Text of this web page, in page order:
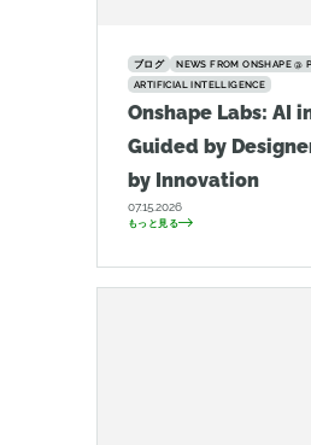
ブログ
NEWS FROM ONSHAPE @
ARTIFICIAL INTELLIGENCE
Onshape Labs: AI
Guided by
by Innovation
07.15.2026
もっと見る